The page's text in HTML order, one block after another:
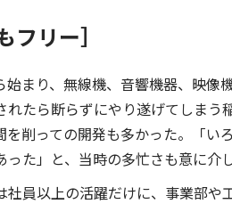
フリー］
始まり、無線機、音響機器、映像
れたら断らずにやり遂げてしま
を削っての開発も多かった。「
った」と、当時の多忙さも意に介
社員以上の活躍だけに、事業部